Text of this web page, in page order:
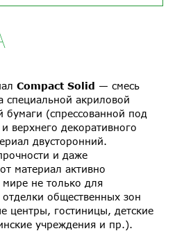
Compact Solid — смесь
специальной акриловой
бумаги (спрессованной под
верхнего декоративного
двусторонний.
и даже
материал активно
мире не только для
общественных зон
центры, гостиницы, детские
учреждения и пр.).